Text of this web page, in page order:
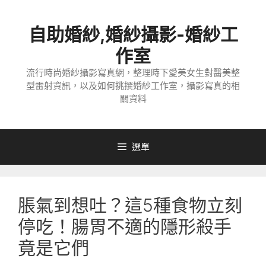
自助婚紗,婚紗攝影-婚紗工
作室
流行時尚婚紗攝影寫真網，整理時下愛美女生對醫美整
型雷射資訊，以及如何挑撰婚紗工作室，攝影寫真的相
關資料
選單
脹氣到想吐？這5種食物立刻
停吃！腸胃不適的隱形殺手
竟是它們